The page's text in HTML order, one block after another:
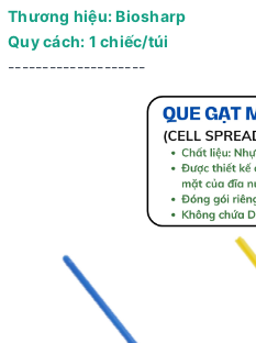
Thương hiệu: Biosharp
Quy cách: 1 chiếc/túi
--------------------